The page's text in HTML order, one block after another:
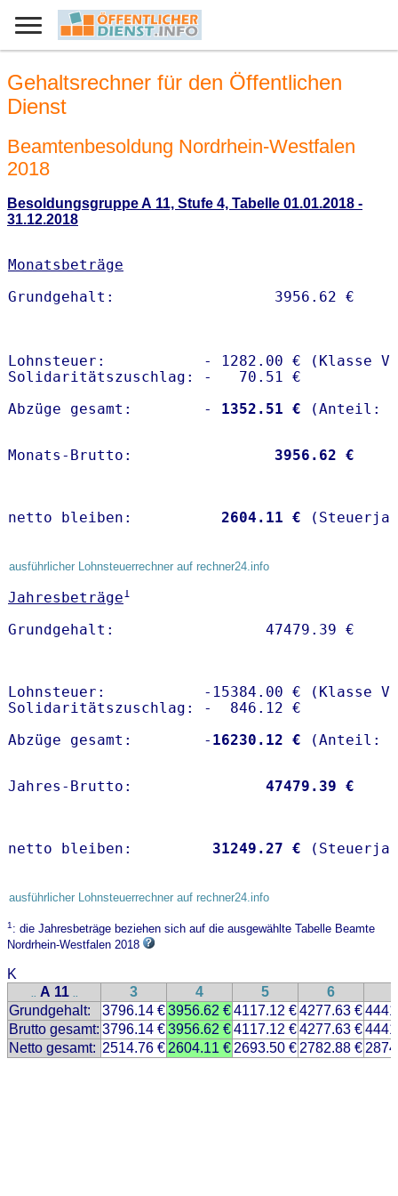
Gehaltsrechner für den Öffentlichen
Dienst
Beamtenbesoldung Nordrhein-Westfalen
2018
Besoldungsgruppe A 11, Stufe 4, Tabelle 01.01.2018 -
31.12.2018
Monatsbeträge
Lohnsteuer:           - 1282.00 € (Klasse V)
Solidaritätszuschlag: -   70.51 €
Abzüge gesamt:        -
1352.51 €
Monats-Brutto: 3956.62 €
netto bleiben: 2604.11 €
ausführlicher Lohnsteuerrechner auf rechner24.info
Jahresbeträge1
Lohnsteuer:           -15384.00 € (Klasse V)
Solidaritätszuschlag: -  846.12 €
Abzüge gesamt:        - 16230.12 €
Jahres-Brutto: 47479.39 €
netto bleiben: 31249.27 €
ausführlicher Lohnsteuerrechner auf rechner24.info
1: die Jahresbeträge beziehen sich auf die ausgewählte Tabelle Beamte
Nordrhein-Westfalen 2018
K
.. A 11 .. 3 4 5 6
Grundgehalt:
3796.14 €3956.62 €4117.12 €4277.63 €
Brutto gesamt: 3796.14 €3956.62 €4117.12 €4277.63 €
Netto gesamt: 2514.76 € 2604.11 € 2693.50 € 2782.88 €